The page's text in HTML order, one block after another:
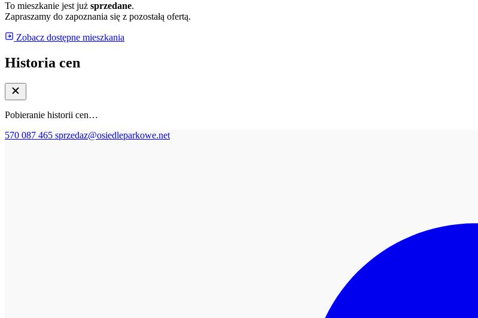
To mieszkanie jest już sprzedane.
Zapraszamy do zapoznania się z pozostałą ofertą.
Zobacz dostępne mieszkania
Historia cen
Pobieranie historii cen…
570 087 465 sprzedaz@osiedleparkowe.net